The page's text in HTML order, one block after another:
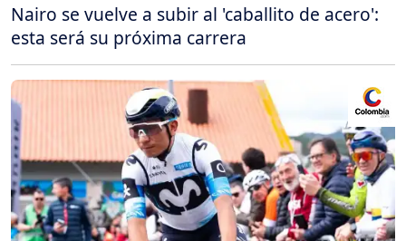
Nairo se vuelve a subir al 'caballito de acero':
esta será su próxima carrera